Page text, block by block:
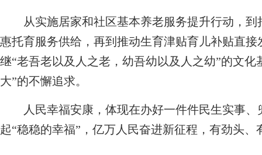
从实施居家和社区基本养老服务提升行动，到
惠托育服务供给，再到推动生育津贴育儿补贴直
继“老吾老以及人之老，幼吾幼以及人之幼”的文
大”的不懈追求。
人民幸福安康，体现在办好一件件民生实事、
起“稳稳的幸福”，亿万人民奋进新征程，有劲头